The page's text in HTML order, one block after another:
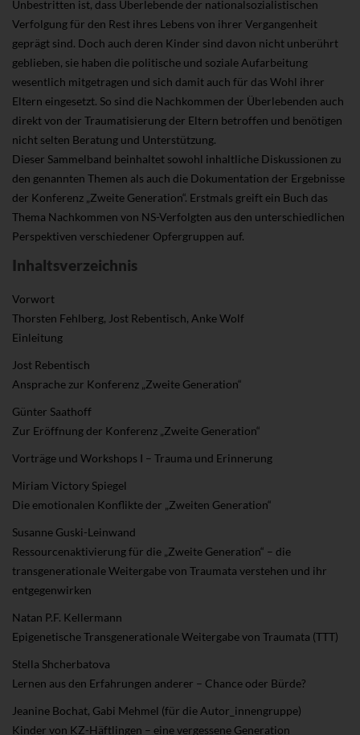
Unbestritten ist, dass Überlebende der nationalsozialistischen
Verfolgung für den Rest ihres Lebens von ihrer Vergangenheit
geprägt sind. Doch auch deren Kinder sind davon nicht unberührt
geblieben, sie haben die politische und soziale Aufarbeitung
wesentlich mitgetragen und sich damit auch für das Wohl ihrer
Eltern eingesetzt. So sind die Nachkommen der Überlebenden auch
direkt von der Traumatisierung der Eltern betroffen und benötigen
nicht selten Beratung und Unterstützung.
Dieser Sammelband beinhaltet sowohl inhaltliche Diskussionen zu
den genannten Themen als auch die Dokumentation der Ergebnisse
der Konferenz „Zweite Generation“. Erstmals greift ein Buch das
Thema Nachkommen von NS-Verfolgten aus den unterschiedlichen
Perspektiven verschiedener Opfergruppen auf.
Inhaltsverzeichnis
Vorwort
Thorsten Fehlberg, Jost Rebentisch, Anke Wolf
Einleitung
Jost Rebentisch
Ansprache zur Konferenz „Zweite Generation“
Günter Saathoff
Zur Eröffnung der Konferenz „Zweite Generation“
Vorträge und Workshops I – Trauma und Erinnerung
Miriam Victory Spiegel
Die emotionalen Konflikte der „Zweiten Generation“
Susanne Guski-Leinwand
Ressourcenaktivierung für die „Zweite Generation“ – die
transgenerationale Weitergabe von Traumata verstehen und ihr
entgegenwirken
Natan P.F. Kellermann
Epigenetische Transgenerationale Weitergabe von Traumata (TTT)
Stella Shcherbatova
Lernen aus den Erfahrungen anderer – Chance oder Bürde?
Jeanine Bochat, Gabi Mehmel (für die Autor_innengruppe)
Kinder von KZ-Häftlingen – eine vergessene Generation